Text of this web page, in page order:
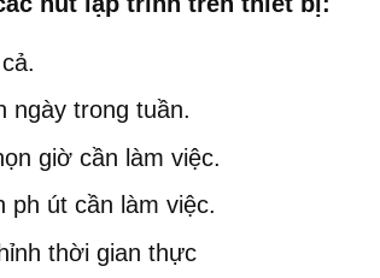
ngày trong tuần.
giờ cần làm việc.
ph út cần làm việc.
thời gian thực